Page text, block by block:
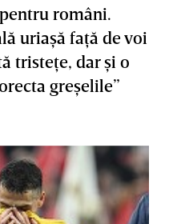
români.
uriaşă faţă de voi
tristeţe, dar şi o
greşelile”